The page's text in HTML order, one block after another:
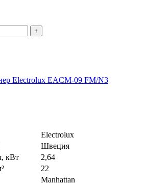
+
Electrolux EACM-09 FM/N3
Electrolux
Швеция
кВт
2,64
22
Manhattan